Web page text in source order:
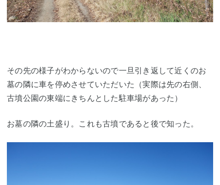
その先の様子がわからないので一旦引き返して近くのお
墓の隣に車を停めさせていただいた（実際は先の右側、
古墳公園の東端にきちんとした駐車場があった）
お墓の隣の土盛り。これも古墳であると後で知った。